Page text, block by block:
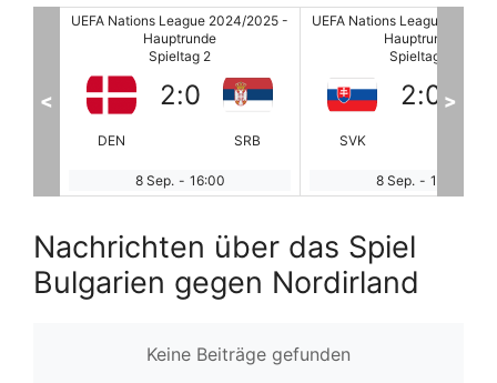
UEFA Nations League 2024/2025 -
Hauptrunde
Spieltag 2
SVK
2:0
Aserbaidscha
8 Sep. - 16:00
UEFA Nations League 2024/
Hauptrunde
Spieltag 2
BUL
1:0
8 Sep. - 16:00
< >
Nachrichten über das Spiel
Bulgarien gegen Nordirland
Keine Beiträge gefunden